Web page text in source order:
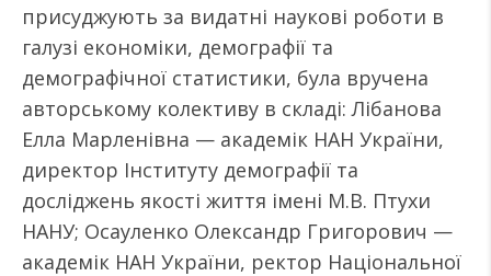
присуджують за видатні наукові роботи в
галузі економіки, демографії та
демографічної статистики, була вручена
авторському колективу в складі: Лібанова
Елла Марленівна — академік НАН України,
директор Інституту демографії та
досліджень якості життя імені М.В. Птухи
НАНУ; Осауленко Олександр Григорович —
академік НАН України, ректор Національної